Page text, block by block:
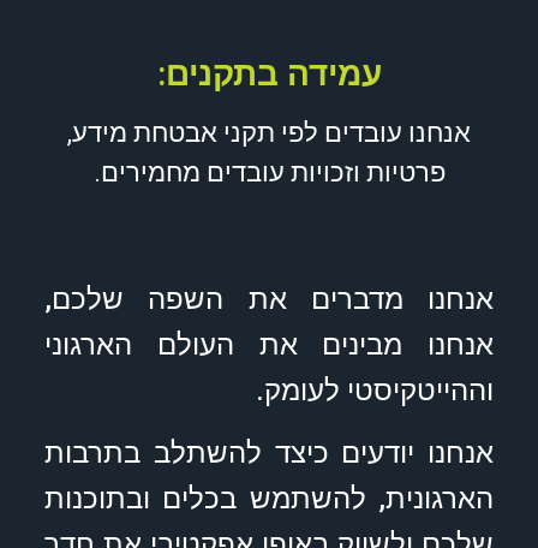
עמידה בתקנים:
אנחנו עובדים לפי תקני אבטחת מידע,
פרטיות וזכויות עובדים מחמירים.
אנחנו מדברים את השפה שלכם,
אנחנו מבינים את העולם הארגוני
וההייטקיסטי לעומק.
אנחנו יודעים כיצד להשתלב בתרבות
הארגונית, להשתמש בכלים ובתוכנות